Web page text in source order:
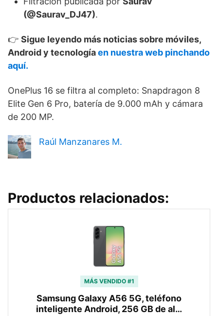
(@Saurav_DJ47).
👉 Sigue leyendo más noticias sobre móviles,
Android y tecnologíaen nuestra web pinchando
aquí.
OnePlus 16 se filtra al completo: Snapdragon 8
Elite Gen 6 Pro, batería de 9.000 mAh y cámara
de 200 MP.
Raúl Manzanares M.
Productos relacionados:
MÁS VENDIDO #1
Samsung Galaxy A56 5G, teléfono
inteligente Android, 256 GB de al…